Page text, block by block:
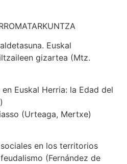
Euskal
gizartea (Mtz.
Euskal Herria: la Edad del
(Urteaga, Mertxe)
en los territorios
(Fernández de